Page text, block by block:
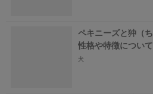
ペキニーズと狆（
性格や特徴につい
犬